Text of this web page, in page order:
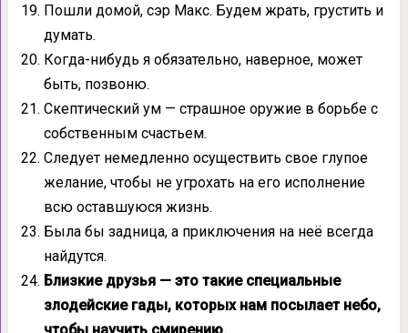
Пошли домой, сэр Макс. Будем жрать, грустить и
думать.
Когда-нибудь я обязательно, наверное, может
быть, позвоню.
Скептический ум — страшное оружие в борьбе с
собственным счастьем.
Следует немедленно осуществить свое глупое
желание, чтобы не угрохать на его исполнение
всю оставшуюся жизнь.
Была бы задница, а приключения на неё всегда
найдутся.
Близкие друзья — это такие специальные
злодейские гады, которых нам посылает небо,